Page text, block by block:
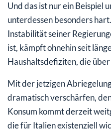
Und das ist nur ein Beispiel
unterdessen besonders
Instabilität seiner
ist, kämpft ohnehin seit
Haushaltsdefiziten, die
Mit der jetzigen
dramatisch verschärfen,
Konsum kommt derzeit
die für Italien existenziell